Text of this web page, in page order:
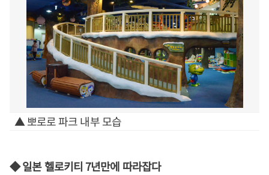
▲ 뽀로로 파크 내부 모습
◆ 일본 헬로키티 7년만에 따라잡다